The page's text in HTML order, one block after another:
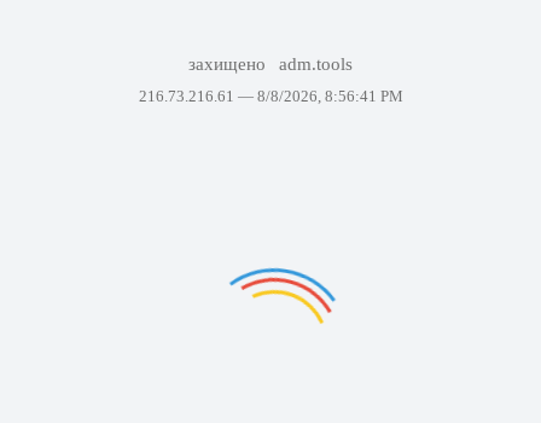
захищено adm.tools
216.73.216.61 — 8/8/2026, 8:56:41 PM